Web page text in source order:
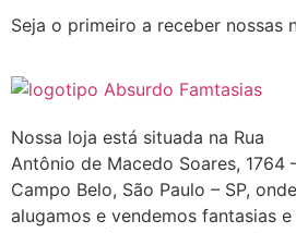
Seja o primeiro a receber nossas
Nossa loja está situada na Rua
Antônio de Macedo Soares, 1764
Campo Belo, São Paulo – SP, onde
alugamos e vendemos fantasias e